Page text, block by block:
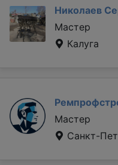
Николаев
Мастер
Калуга
Мастер
Санкт-